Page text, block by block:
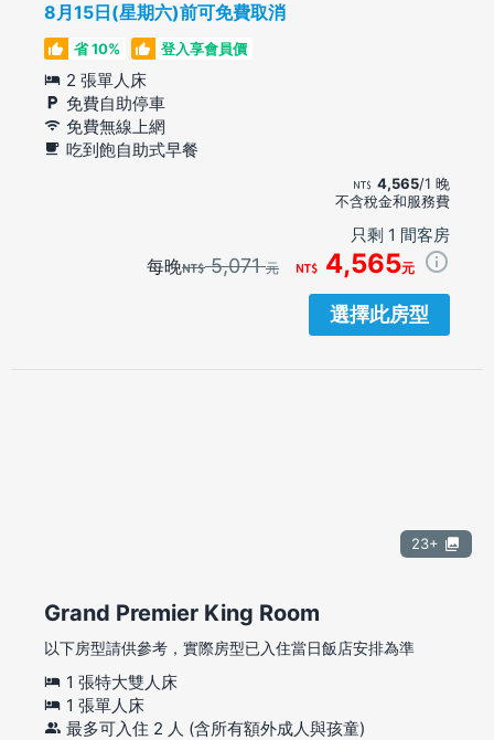
8月15日(星期六)前可免費取消
省 10% 登入享會員價
2 張單人床
免費自助停車
免費無線上網
吃到飽自助式早餐
4,565/1 晚
不含稅金和服務費
只剩 1 間客房
每晚 5,071元 4,565元
選擇此房型
23+
Grand Premier King Room
以下房型請供參考，實際房型已入住當日飯店安排為準
1 張特大雙人床
1 張單人床
最多可入住 2 人 (含所有額外成人與孩童)